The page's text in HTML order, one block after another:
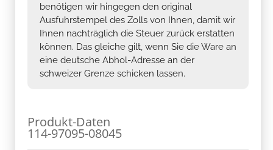
benötigen wir hingegen den original
Ausfuhrstempel des Zolls von Ihnen, damit wir
Ihnen nachträglich die Steuer zurück erstatten
können. Das gleiche gilt, wenn Sie die Ware an
eine deutsche Abhol-Adresse an der
schweizer Grenze schicken lassen.
Produkt-Daten
114-97095-08045